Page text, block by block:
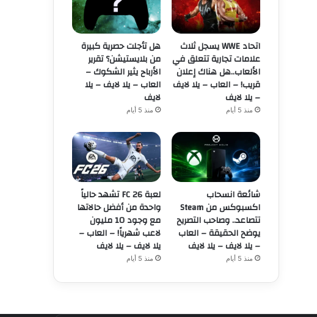
اتحاد WWE يسجل ثلاث
علامات تجارية تتعلق في
الألعاب..هل هناك إعلان
قريب! – العاب – يلا لايف
– يلا لايف
منذ 5 أيام
هل تأجلت حصرية كبيرة
من بلايستيشن؟ تقرير
الأرباح يثير الشكوك –
العاب – يلا لايف – يلا
لايف
منذ 5 أيام
شائعة انسحاب
اكسبوكس من Steam
تتصاعد.. وصاحب التصريح
يوضح الحقيقة – العاب
– يلا لايف – يلا لايف
منذ 5 أيام
لعبة FC 26 تشهد حالياً
واحدة من أفضل حالاتها
مع وجود 10 مليون
لاعب شهرياً! – العاب –
يلا لايف – يلا لايف
منذ 5 أيام